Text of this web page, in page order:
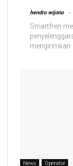
hendro wijono
Smartfren
mengirimkan
News Operator